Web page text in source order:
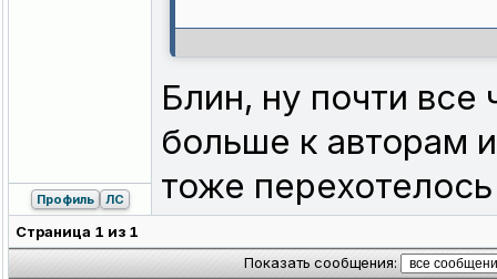
Блин, ну почти все
больше к авторам
тоже перехотелось
Профиль ЛС
Страница 1 из 1
Показать сообщения: